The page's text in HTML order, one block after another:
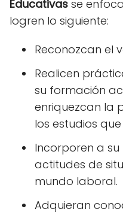
Educativas se
logren lo siguiente:
Reconozcan el
Realicen
su formación
enriquezcan la
los estudios
Incorporen a
actitudes de
mundo laboral.
Adquieran